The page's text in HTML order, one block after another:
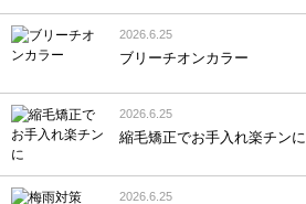
2026.6.25
ブリーチオンカラー
2026.6.25
縮毛矯正でお手入れ楽チンに
2026.6.25